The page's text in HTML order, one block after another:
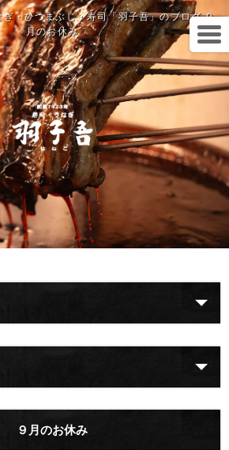
・ひつまぶし・寿司「羽子吾」のブログ ９
月のお休み
９月のお休み